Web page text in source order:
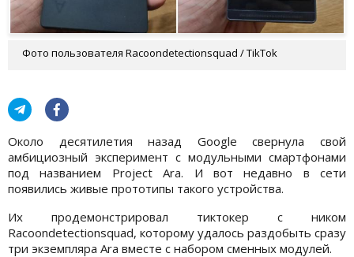
Фото пользователя Racoondetectionsquad / TikTok
Около десятилетия назад Google свернула свой
амбициозный эксперимент с модульными смартфонами
под названием Project Ara. И вот недавно в сети
появились живые прототипы такого устройства.
Их продемонстрировал тиктокер с ником
Racoondetectionsquad, которому удалось раздобыть сразу
три экземпляра Ara вместе с набором сменных модулей.